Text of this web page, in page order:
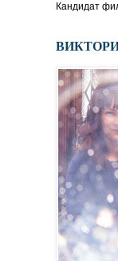
Кандидат